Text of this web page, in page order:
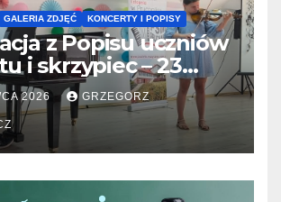
GALERIA ZDJĘĆ KONCERTY I POPISY
z Popisu uczniów
i skrzypiec – 23
2026 GRZEGORZ